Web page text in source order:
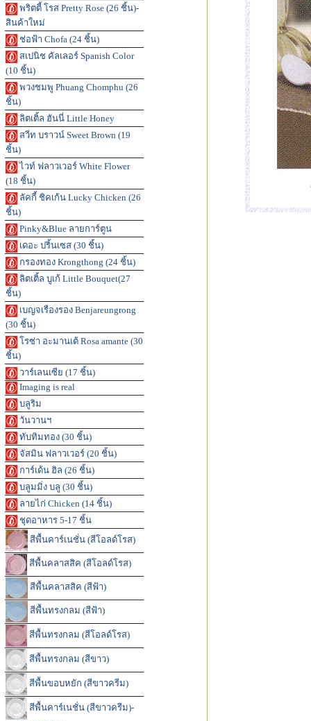
พริตตี้ โรส Pretty Rose (26 ชิ้น)-
สินค้าใหม่
ช่อฟ้า Chofa (24 ชิ้น)
สเปนิช คัลเลอร์ Spanish Color
(10 ชิ้น)
พวงชมพู Phuang Chomphu (26
ชิ้น)
ลิตเติ้ล ฮันนี่ Little Honey
สวีท บราวน์ Sweet Brown (19
ชิ้น)
ไวท์ ฟลาวเวอร์ White Flower
(18 ชิ้น)
ลัคกี้ ชิคเก้น Lucky Chicken (26
ชิ้น)
Pinky&Blue ลายการ์ตูน
เดอะ ปริ้นเซส (30 ชิ้น)
กรองทอง Krongthong (24 ชิ้น)
ลิตเติ้ล บูเก้ Little Bouquet(27
ชิ้น)
เบญจเรืองรอง Benjareungrong
(30 ชิ้น)
โรซ่า อะมานเต้ Rosa amante (30
ชิ้น)
วาร์เลนเซีย (17 ชิ้น)
Imaging is real
บลูริม
วันวานฯ
ทับทิมทอง (30 ชิ้น)
จัสมิน ฟลาวเวอร์ (20 ชิ้น)
การ์เด้น ฮิล (26 ชิ้น)
บลูมมิ่ง บลู (30 ชิ้น)
ลายไก่ Chicken (14 ชิ้น)
ชุดอาหาร 5-17 ชิ้น
สีพื้นคาร์เนชั่น (สีโอลด์โรส)
สีพื้นคลาสสิค (สีโอลด์โรส)
สีพื้นคลาสสิค (สีฟ้า)
สีพื้นทรงกลม (สีฟ้า)
สีพื้นทรงกลม (สีโอลด์โรส)
สีพื้นทรงกลม (สีขาว)
สีพื้นขอบหยัก (สีขาวครีม)
สีพื้นคาร์เนชั่น (สีขาวครีม)-